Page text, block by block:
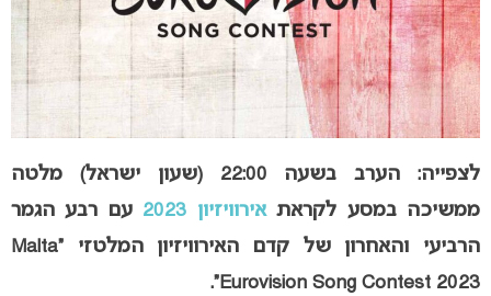
לצפייה: הערב בשעה 22:00 (שעון ישראל) מלטה
ממשיכה במסע לקראתאירוויזיון 2023
עם רבע הגמר
הרביעי והאחרון של קדם האירוויזיון המלטזי “Malta
Eurovision Song Contest 2023”.